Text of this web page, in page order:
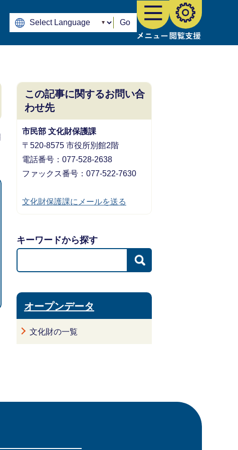
Go
この記事に関するお問い合
わせ先
市民部 文化財保護課
〒520-8575 市役所別館2階
電話番号：077-528-2638
ファックス番号：077-522-7630
文化財保護課にメールを送る
キーワードから探す
オープンデータ
文化財の一覧